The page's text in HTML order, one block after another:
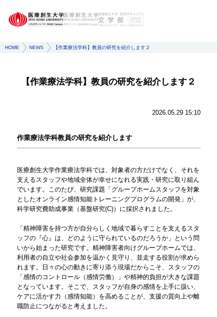
HOME NEWS 【作業療法学科】教員の研究を紹介します２
【作業療法学科】教員の研究を紹介します２
2026.05.29 15:10
作業療法学科教員の研究を紹介します
医療創生大学作業療法学科では、対象者の方だけでなく、それを
支えるスタッフや地域全体が幸せになれる実践・研究に取り組ん
でいます。このたび、研究課題「グループホームスタッフを対象
としたオンライン感情知能トレーニングプログラムの開発」が、
科学研究費助成事業（基盤研究(C)）に採択されました。
「精神障害を持つ方が自分らしく地域で暮らすことを支えるスタ
ッフの『心』は、どのように守られているのだろうか」という問
いから始まった研究です。精神障害者向けグループホームでは、
利用者の自立や社会参加を温かく見守り、並走する役割が求めら
れます。日々の心の動きに寄り添う現場だからこそ、スタッフの
「感情のコントロール（感情労働）」や精神的負担が大きな課題
となっています。そこで、スタッフが自身の感情を上手に扱い、
ケアに活かす力（感情知能）を高めることが、支援の質向上や離
職防止につながると考えました。